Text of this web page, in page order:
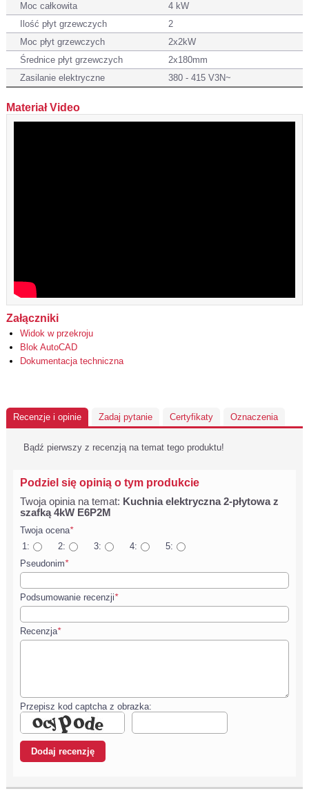
Moc całkowita
4 kW
Ilość płyt grzewczych
2
Moc płyt grzewczych
2x2kW
Średnice płyt grzewczych
2x180mm
Zasilanie elektryczne
380 - 415 V3N~
Materiał Video
Załączniki
Widok w przekroju
Blok AutoCAD
Dokumentacja techniczna
Recenzje i opinie Zadaj pytanie Certyfikaty Oznaczenia
Bądź pierwszy z recenzją na temat tego produktu!
Podziel się opinią o tym produkcie
Twoja opinia na temat: Kuchnia elektryczna 2-płytowa z
szafką 4kW E6P2M
Twoja ocena*
1:
2: 3: 4:
5:
Pseudonim*
Podsumowanie recenzji*
Recenzja*
Przepisz kod captcha z obrazka: